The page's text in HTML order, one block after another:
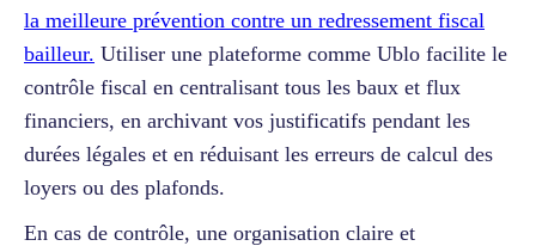
la meilleure prévention contre un redressement fiscal
bailleur. Utiliser une plateforme comme Ublo facilite le
contrôle fiscal en centralisant tous les baux et flux
financiers, en archivant vos justificatifs pendant les
durées légales et en réduisant les erreurs de calcul des
loyers ou des plafonds.
En cas de contrôle, une organisation claire et